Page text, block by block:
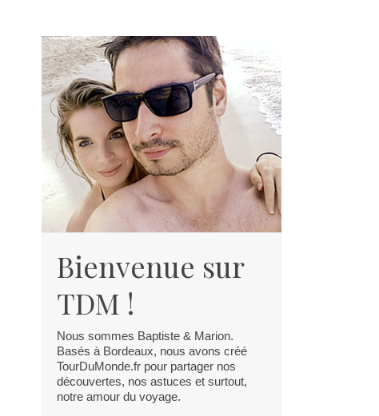
Bienvenue sur
TDM !
Nous sommes Baptiste & Marion.
Basés à Bordeaux, nous avons créé
TourDuMonde.fr pour partager nos
découvertes, nos astuces et surtout,
notre amour du voyage.